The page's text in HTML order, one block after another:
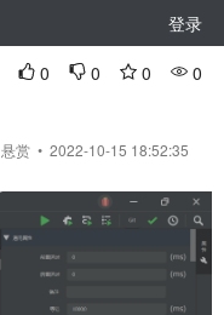
登录
0 0 0 0
悬赏 • 2022-10-15 18:52:35